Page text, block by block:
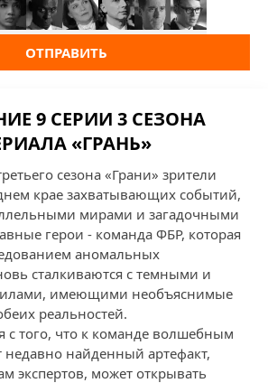
ОТПРАВИТЬ
9 СЕРИИ 3 СЕЗОНА
«ГРАНЬ»
сезона «Грани» зрители
крае захватывающих событий,
мирами и загадочными
герои - команда ФБР, которая
аномальных
сталкиваются с темными и
имеющими необъяснимые
реальностей.
с того, что к команде волшебным
недавно найденный артефакт,
экспертов, может открывать